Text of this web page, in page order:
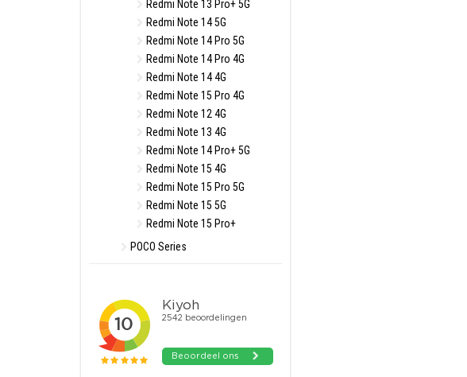
Redmi Note 13 Pro+ 5G
Redmi Note 14 5G
Redmi Note 14 Pro 5G
Redmi Note 14 Pro 4G
Redmi Note 14 4G
Redmi Note 15 Pro 4G
Redmi Note 12 4G
Redmi Note 13 4G
Redmi Note 14 Pro+ 5G
Redmi Note 15 4G
Redmi Note 15 Pro 5G
Redmi Note 15 5G
Redmi Note 15 Pro+
POCO Series